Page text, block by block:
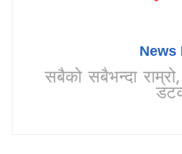
News
सबैको सबैभन्दा